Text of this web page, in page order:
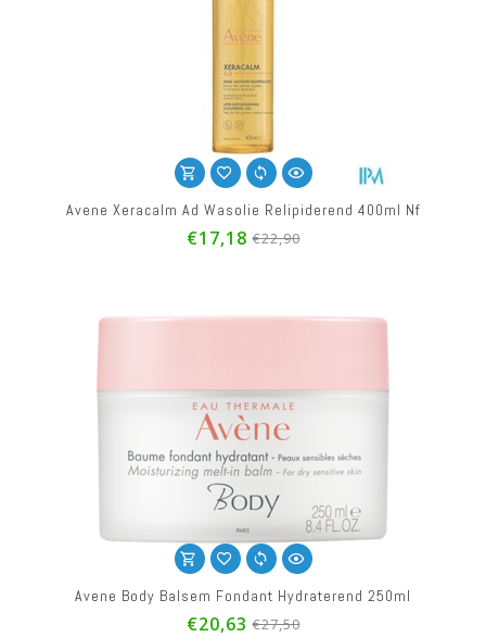
Avene Xeracalm Ad Wasolie Relipiderend 400ml Nf
€17,18 €22,90
Avene Body Balsem Fondant Hydraterend 250ml
€20,63 €27,50